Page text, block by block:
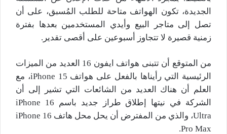
الجديدة، تكون الهواتف متاحة للطلب المُسبق، على أن
تصل إلى متاجر البيع وأيدي المستخدمين بعدها بفترة
زمنية قصيرة لا تتجاوز أسبوعين على أقصى تقدير.
من المتوقع أن تتبنى هواتف ايفون 16 العديد من الميزات
الرئيسية التي رأيناها بالفعل على هواتف iPhone 15، مع
العلم أن هناك العديد من الشائعات التي تشير إلى أن
الشركة في نيتها إطلاق طراز جديد باسم iPhone 16
Ultra، والذي من المفترض أن يحل محل هاتف iPhone 16
Pro Max.